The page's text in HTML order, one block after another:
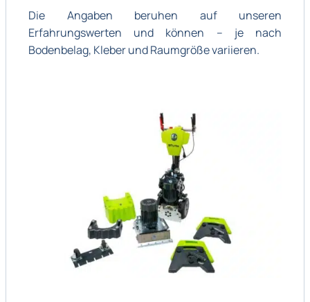
Die Angaben beruhen auf unseren
Erfahrungswerten und können – je nach
Bodenbelag, Kleber und Raumgröße variieren.